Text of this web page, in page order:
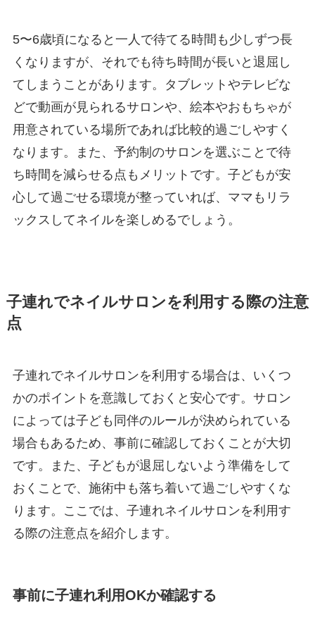
5〜6歳頃になると一人で待てる時間も少しずつ長
くなりますが、それでも待ち時間が長いと退屈し
てしまうことがあります。タブレットやテレビな
どで動画が見られるサロンや、絵本やおもちゃが
用意されている場所であれば比較的過ごしやすく
なります。また、予約制のサロンを選ぶことで待
ち時間を減らせる点もメリットです。子どもが安
心して過ごせる環境が整っていれば、ママもリラ
ックスしてネイルを楽しめるでしょう。
子連れでネイルサロンを利用する際の注意
点
子連れでネイルサロンを利用する場合は、いくつ
かのポイントを意識しておくと安心です。サロン
によっては子ども同伴のルールが決められている
場合もあるため、事前に確認しておくことが大切
です。また、子どもが退屈しないよう準備をして
おくことで、施術中も落ち着いて過ごしやすくな
ります。ここでは、子連れネイルサロンを利用す
る際の注意点を紹介します。
事前に子連れ利用OKか確認する